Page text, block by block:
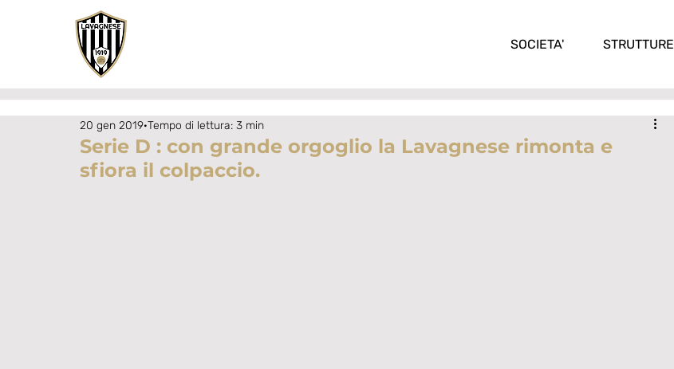
SOCIETA' STRUTTURE
Serie D : con grande orgoglio la Lavagnese rimonta e
sfiora il colpaccio.
20 gen 2019 Tempo di lettura: 3 min